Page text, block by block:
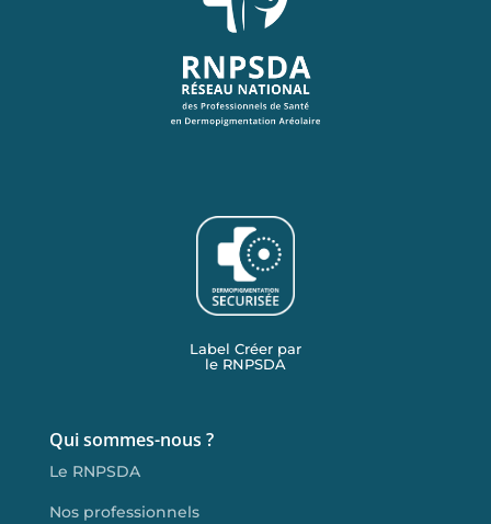
Label Créer par
le RNPSDA
Qui sommes-nous ?
Le RNPSDA
Nos professionnels